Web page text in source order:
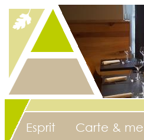
Esprit Carte &